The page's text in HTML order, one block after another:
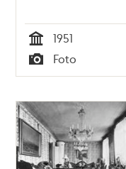
Tid
1951
Typ
Foto